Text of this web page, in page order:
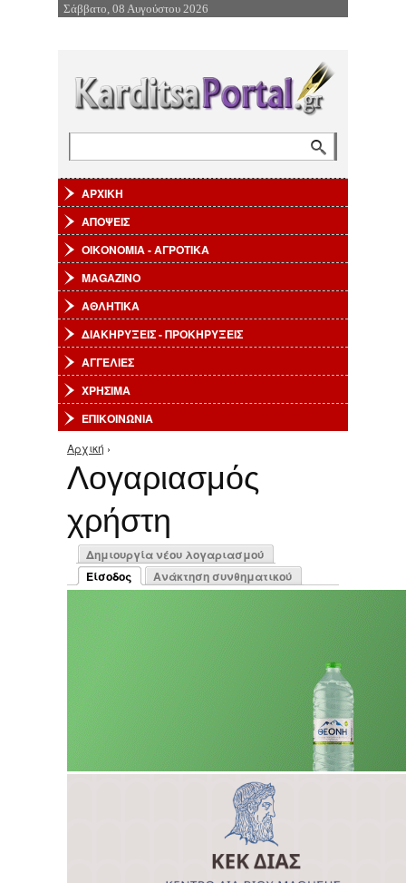
Επιστροφή στην Πλοήγηση
Σάββατο, 08 Αυγούστου 2026
ΑΡΧΙΚΗ
ΑΠΟΨΕΙΣ
ΟΙΚΟΝΟΜΙΑ - ΑΓΡΟΤΙΚΑ
MAGAZINO
ΑΘΛΗΤΙΚΑ
ΔΙΑΚΗΡΥΞΕΙΣ - ΠΡΟΚΗΡΥΞΕΙΣ
ΑΓΓΕΛΙΕΣ
ΧΡΗΣΙΜΑ
ΕΠΙΚΟΙΝΩΝΙΑ
Είστε εδώ
Αρχική ›
Λογαριασμός
χρήστη
Πρωτεύουσες καρτέλες
Δημιουργία νέου λογαριασμού
Είσοδος
(ενεργή καρτέλα)
Ανάκτηση συνθηματικού